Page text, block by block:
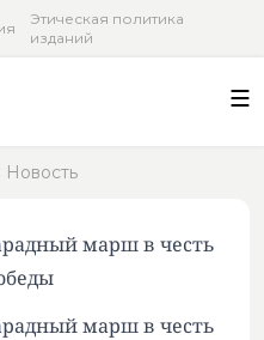
Этическая политика
изданий
Новость
марш в честь
марш в честь